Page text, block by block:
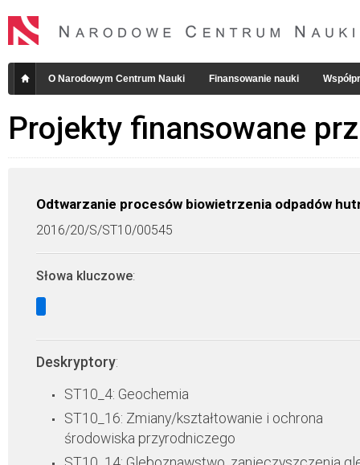
O Narodowym Centrum Nauki Finansowanie nauki
Projekty finansowane
Odtwarzanie procesów biowietrzenia odpadów
2016/20/S/ST10/00545
Słowa kluczowe:
Deskryptory:
ST10_4: Geochemia
ST10_16: Zmiany/kształtowanie i ochrona
środowiska przyrodniczego